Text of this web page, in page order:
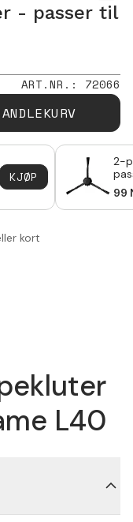
- passer til
ART.NR. : 72066
KJØP
2-
passer
99
kort
L40